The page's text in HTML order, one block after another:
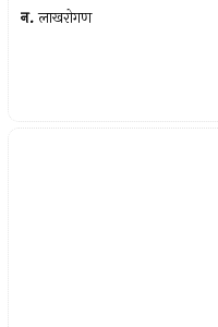
न. लाखरोगण